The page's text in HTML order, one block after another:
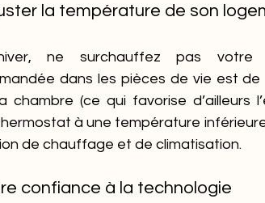
la température de son
ne surchauffez pas votre
dans les pièces de vie est
chambre (ce qui favorise d’ailleurs
à une température
de chauffage et de climatisation.
confiance à la technologie